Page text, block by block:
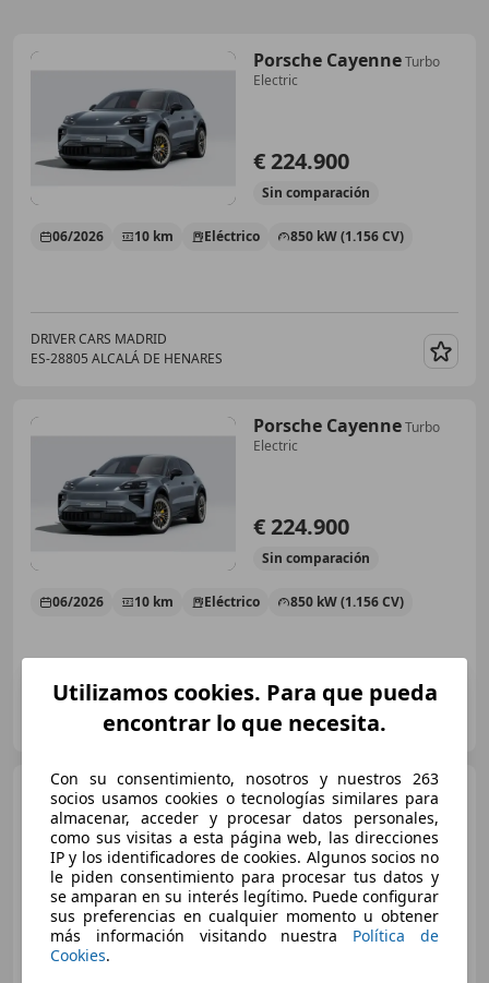
Porsche CayenneTurbo
Electric
€ 224.900
Sin comparación
06/2026 10 km Eléctrico 850 kW (1.156 CV)
DRIVER CARS MADRID
ES-28805 ALCALÁ DE HENARES
Porsche CayenneTurbo
Electric
€ 224.900
Sin comparación
06/2026 10 km Eléctrico 850 kW (1.156 CV)
DRIVER CARS BCN
ES-8440 CARDEDEU
Porsche Cayenne Turbo
Electric
€ 198.900
Sin comparación
06/2026
Utilizamos cookies. Para que pueda
encontrar lo que necesita.
Con su consentimiento, nosotros y nuestros 263
socios usamos cookies o tecnologías similares para
almacenar, acceder y procesar datos personales,
como sus visitas a esta página web, las direcciones
IP y los identificadores de cookies. Algunos socios no
le piden consentimiento para procesar tus datos y
se amparan en su interés legítimo. Puede configurar
sus preferencias en cualquier momento u obtener
más información visitando nuestra Política de
Cookies.